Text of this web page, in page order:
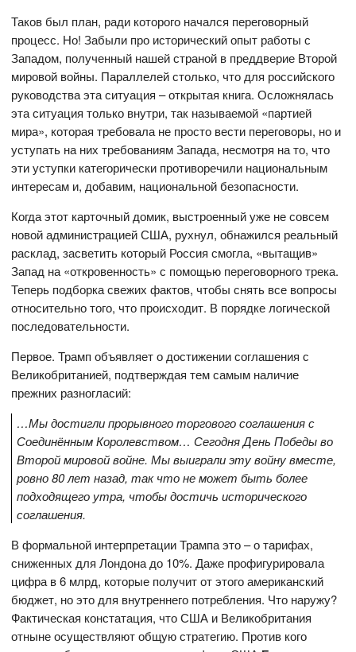
Таков был план, ради которого начался переговорный
процесс. Но! Забыли про исторический опыт работы с
Западом, полученный нашей страной в преддверие Второй
мировой войны. Параллелей столько, что для российского
руководства эта ситуация – открытая книга. Осложнялась
эта ситуация только внутри, так называемой «партией
мира», которая требовала не просто вести переговоры, но и
уступать на них требованиям Запада, несмотря на то, что
эти уступки категорически противоречили национальным
интересам и, добавим, национальной безопасности.
Когда этот карточный домик, выстроенный уже не совсем
новой администрацией США, рухнул, обнажился реальный
расклад, засветить который Россия смогла, «вытащив»
Запад на «откровенность» с помощью переговорного трека.
Теперь подборка свежих фактов, чтобы снять все вопросы
относительно того, что происходит. В порядке логической
последовательности.
Первое. Трамп объявляет о достижении соглашения с
Великобританией, подтверждая тем самым наличие
прежних разногласий:
…Мы достигли прорывного торгового соглашения с
Соединённым Королевством… Сегодня День Победы во
Второй мировой войне. Мы выиграли эту войну вместе,
ровно 80 лет назад, так что не может быть более
подходящего утра, чтобы достичь исторического
соглашения.
В формальной интерпретации Трампа это – о тарифах,
сниженных для Лондона до 10%. Даже профигурировала
цифра в 6 млрд, которые получит от этого американский
бюджет, но это для внутреннего потребления. Что наружу?
Фактическая констатация, что США и Великобритания
отныне осуществляют общую стратегию. Против кого